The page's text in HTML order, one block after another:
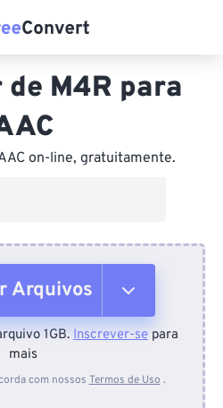
M4R para
on-line, gratuitamente.
Arquivos
1GB. Inscrever-se para
mais
com nossos Termos de Uso .